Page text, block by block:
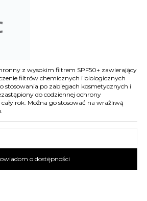
z wysokim filtrem SPF50+ zawierający
filtrów chemicznych i biologicznych
stosowania po zabiegach kosmetycznych i
do codziennej ochrony
rok. Można go stosować na wrażliwą